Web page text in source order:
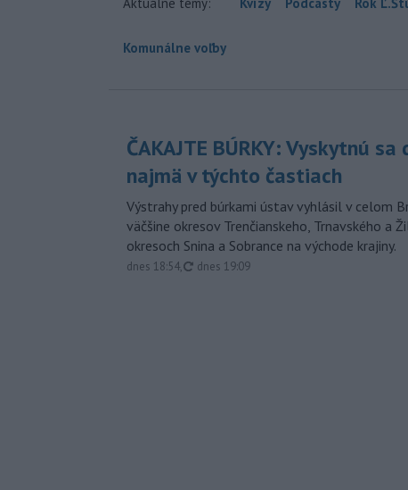
Komunálne voľby
ČAKAJTE BÚRKY: Vyskytnú
najmä v týchto častiach
Výstrahy pred búrkami ústav vyhlásil v celom
väčšine okresov Trenčianskeho, Trnavského a
okresoch Snina a Sobrance na východe krajiny.
dnes 18:54, aktualizované
dnes 19:09